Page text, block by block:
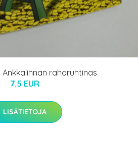
Ankkalinnan raharuhtinas
7.5 EUR
LISÄTIETOJA